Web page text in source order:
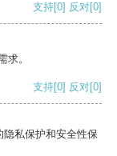
支持[0] 反对[0]
求。
支持[0] 反对[0]
私保护和安全性保